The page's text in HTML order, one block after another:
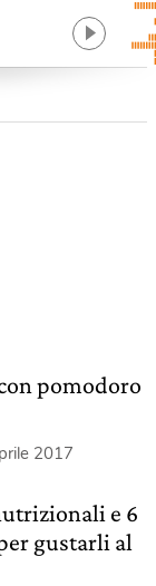
pomodoro
2017
e 6
gustarli al